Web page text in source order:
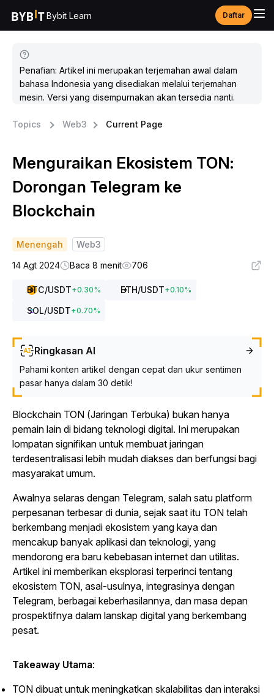
Bybit Learn Daftar
Penafian: Artikel ini merupakan terjemahan awal dalam
bahasa Indonesia yang disediakan melalui terjemahan
mesin. Versi yang disempurnakan akan tersedia nanti.
Topics Web3 Current Page
Menguraikan Ekosistem TON:
Dorongan Telegram ke
Blockchain
Menengah
Web3
14 Agt 2024
Baca 8 menit 706
BTC/USDT+0.30% ETH/USDT+0.10%
SOL/USDT+0.70%
Ringkasan AI
Pahami konten artikel dengan cepat dan ukur sentimen
pasar hanya dalam 30 detik!
Blockchain TON (Jaringan Terbuka) bukan hanya
pemain lain di bidang teknologi digital. Ini merupakan
lompatan signifikan untuk membuat jaringan
terdesentralisasi lebih mudah diakses dan berfungsi bagi
masyarakat umum.
Awalnya selaras dengan Telegram, salah satu platform
perpesanan terbesar di dunia, sejak saat itu TON telah
berkembang menjadi ekosistem yang kaya dan
mencakup banyak aplikasi dan teknologi, yang
mendorong era baru kebebasan internet dan utilitas.
Artikel ini memberikan eksplorasi terperinci tentang
ekosistem TON, asal-usulnya, integrasinya dengan
Telegram, berbagai keberhasilannya, dan masa depan
prospektifnya dalam lanskap digital yang berkembang
pesat.
Takeaway Utama:
TON dibuat untuk meningkatkan skalabilitas dan interaksi